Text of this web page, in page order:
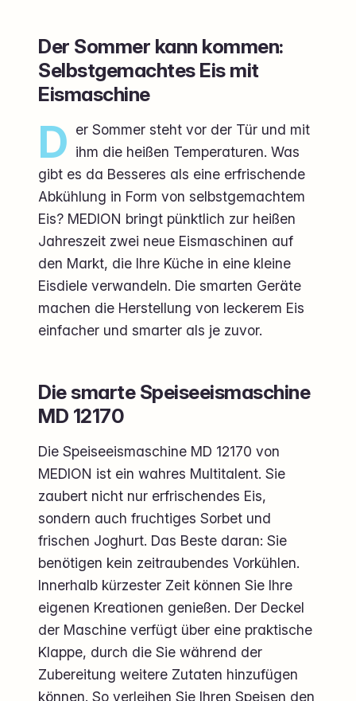
Der Sommer kann kommen:
Selbstgemachtes Eis mit
Eismaschine
D er Sommer steht vor der Tür und mit
ihm die heißen Temperaturen. Was
gibt es da Besseres als eine erfrischende
Abkühlung in Form von selbstgemachtem
Eis? MEDION bringt pünktlich zur heißen
Jahreszeit zwei neue Eismaschinen auf
den Markt, die Ihre Küche in eine kleine
Eisdiele verwandeln. Die smarten Geräte
machen die Herstellung von leckerem Eis
einfacher und smarter als je zuvor.
Die smarte Speiseeismaschine
MD 12170
Die Speiseeismaschine MD 12170 von
MEDION ist ein wahres Multitalent. Sie
zaubert nicht nur erfrischendes Eis,
sondern auch fruchtiges Sorbet und
frischen Joghurt. Das Beste daran: Sie
benötigen kein zeitraubendes Vorkühlen.
Innerhalb kürzester Zeit können Sie Ihre
eigenen Kreationen genießen. Der Deckel
der Maschine verfügt über eine praktische
Klappe, durch die Sie während der
Zubereitung weitere Zutaten hinzufügen
können. So verleihen Sie Ihren Speisen den